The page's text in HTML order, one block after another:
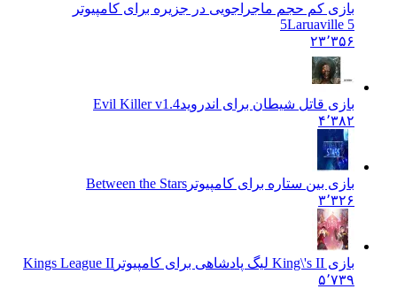
بازی کم حجم ماجراجویی در جزیره برای کامپیوتر
5Laruaville 5
۲۳٬۳۵۶
بازی قاتل شیطان برای اندرویدEvil Killer v1.4
۴٬۳۸۲
بازی بین ستاره برای کامپیوتر Between the Stars
۳٬۳۲۶
بازی King\'s II لیگ پادشاهی برای کامپیوتر
Kings League II
۵٬۷۳۹